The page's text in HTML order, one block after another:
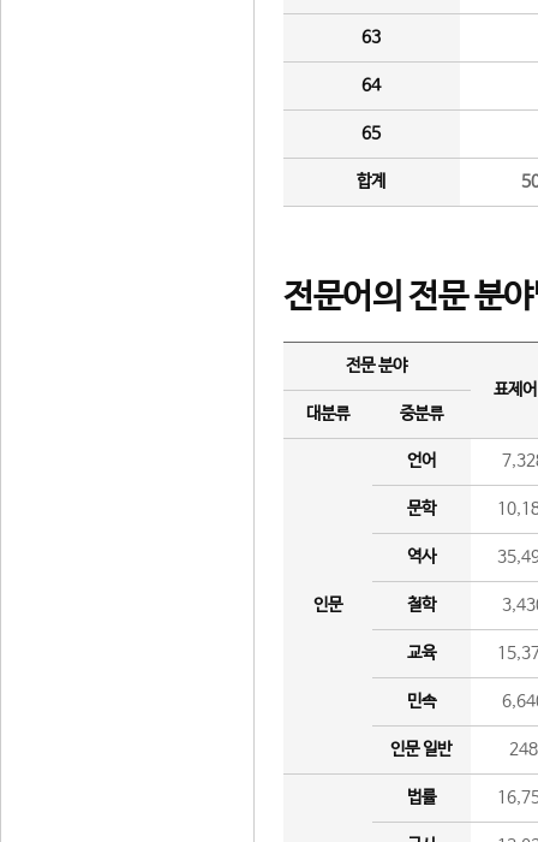
63
64
65
합계
전문어의 전문 분
전문 분야
표제
대분류
중분류
인문
언어
문학
역사
철학
교육
민속
인문 일반 248
법률